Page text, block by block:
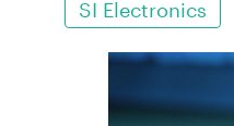
SI Electronics